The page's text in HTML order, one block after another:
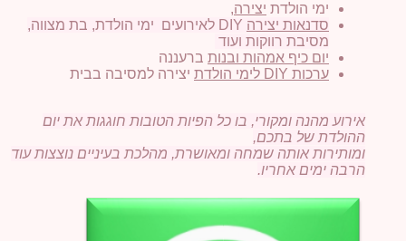
ימי הולדת יצירה,
סדנאות יצירה
DIY לאירועים ימי הולדת, בת מצווה,
מסיבת רווקות ועוד
יום כיף אמהות ובנות ברעננה
ערכות DIY לימי הולדת
יצירה למסיבה בבית
אירוע מהנה ומקורי, בו כל הפיות הטובות חוגגות את יום
ההולדת של בתכם,
ומותירות אותה שמחה ומאושרת, מהלכת בעיניים נוצצות עוד
הרבה ימים אחריו.